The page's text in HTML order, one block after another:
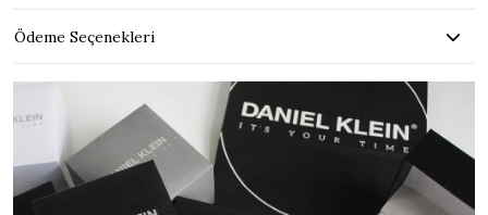
Ödeme Seçenekleri